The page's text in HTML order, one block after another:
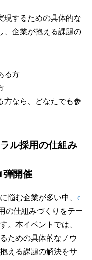
現するための具体的な
、企業が抱える課題の
る方
方なら、どなたでも参
ル採用の仕組み
弾開催
悩む企業が多い中、 c
の仕組みづくりをテー
。本イベントでは、
ための具体的なノウ
える課題の解決をサ